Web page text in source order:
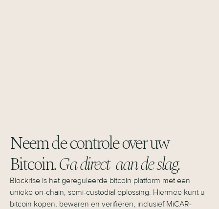
Neem de controle over uw
Bitcoin.Ga direct aan de slag.
Blockrise is het gereguleerde bitcoin platform met een
unieke on-chain, semi-custodial oplossing. Hiermee kunt u
bitcoin kopen, bewaren en verifiëren, inclusief MiCAR-